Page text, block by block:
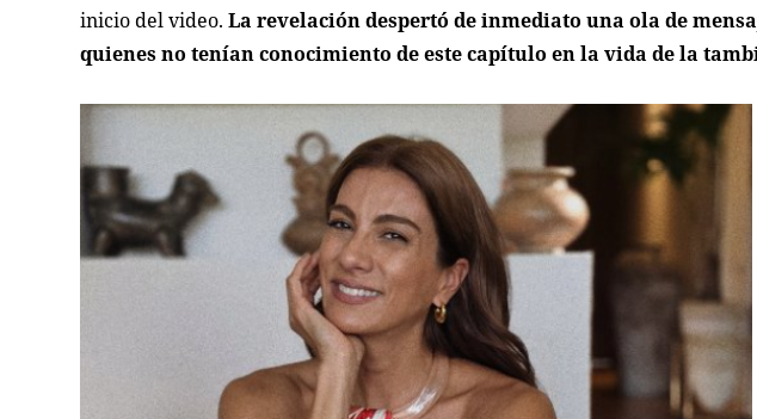
inicio del video.La revelación despertó de inmediato una ola de
quienes no tenían conocimiento de este capítulo en la vida de la